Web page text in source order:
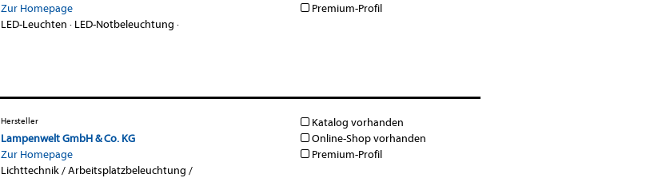
Zur Homepage
LED-Leuchten · LED-Notbeleuchtung ·
Premium-Profil
Hersteller
Lampenwelt GmbH & Co. KG
Zur Homepage
Lichttechnik / Arbeitsplatzbeleuchtung /
Katalog vorhanden
Online-Shop vorhanden
Premium-Profil